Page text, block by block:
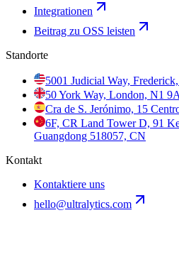
Integrationen
Beitrag zu OSS leisten
Standorte
5001 Judicial Way,
50 York Way, London, N1
Cra de S. Jerónimo, 15
6F, CR Land Tower D, 91
Guangdong 518057, CN
Kontakt
Kontaktiere uns
hello@ultralytics.com